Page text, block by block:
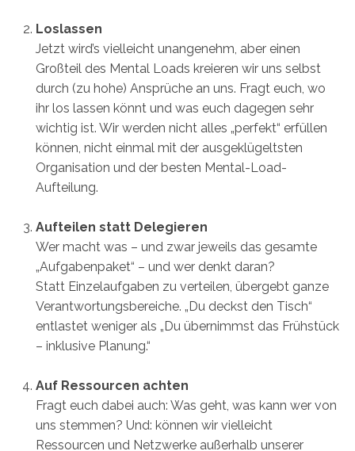
Loslassen
Jetzt wird’s vielleicht unangenehm, aber einen
Großteil des Mental Loads kreieren wir uns selbst
durch (zu hohe) Ansprüche an uns. Fragt euch, wo
ihr los lassen könnt und was euch dagegen sehr
wichtig ist. Wir werden nicht alles „perfekt“ erfüllen
können, nicht einmal mit der ausgeklügeltsten
Organisation und der besten Mental-Load-
Aufteilung.
Aufteilen statt Delegieren
Wer macht was – und zwar jeweils das gesamte
„Aufgabenpaket“ – und wer denkt daran?
Statt Einzelaufgaben zu verteilen, übergebt ganze
Verantwortungsbereiche. „Du deckst den Tisch“
entlastet weniger als „Du übernimmst das Frühstück
– inklusive Planung.“
Auf Ressourcen achten
Fragt euch dabei auch: Was geht, was kann wer von
uns stemmen? Und: können wir vielleicht
Ressourcen und Netzwerke außerhalb unserer